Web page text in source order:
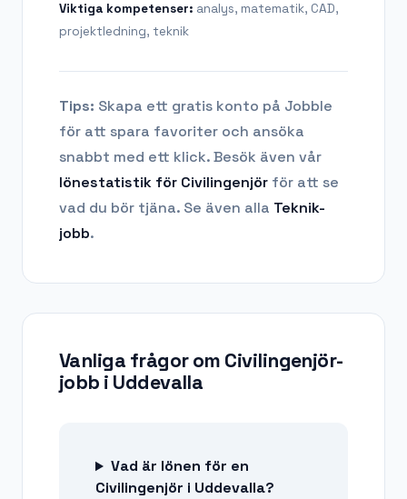
Viktiga kompetenser: analys, matematik, CAD,
projektledning, teknik
Tips: Skapa ett gratis konto på Jobble
för att spara favoriter och ansöka
snabbt med ett klick. Besök även vår
lönestatistik för Civilingenjör för att se
vad du bör tjäna. Se även alla Teknik-
jobb.
Vanliga frågor om Civilingenjör-
jobb i Uddevalla
Vad är lönen för en
Civilingenjör i Uddevalla?